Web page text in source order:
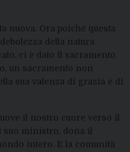
nuova. Ora poiché questa
della natura
ci è dato il sacramento
un sacramento non
sua valenza di grazia e di
il nostro cuore verso il
suo ministro, dona il
intero. E la comunità